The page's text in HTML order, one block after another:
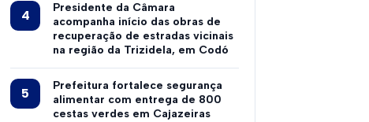
Presidente da Câmara
acompanha início das obras de
recuperação de estradas vicinais
na região da Trizidela, em Codó
Prefeitura fortalece segurança
alimentar com entrega de 800
cestas verdes em Cajazeiras